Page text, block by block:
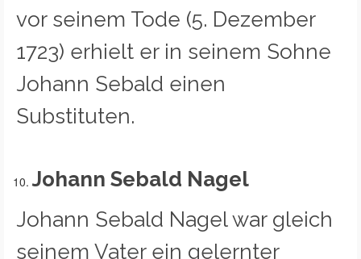
vor seinem Tode (5. Dezember
1723) erhielt er in seinem Sohne
Johann Sebald einen
Substituten.
Johann Sebald Nagel
Johann Sebald Nagel war gleich
seinem Vater ein gelernter